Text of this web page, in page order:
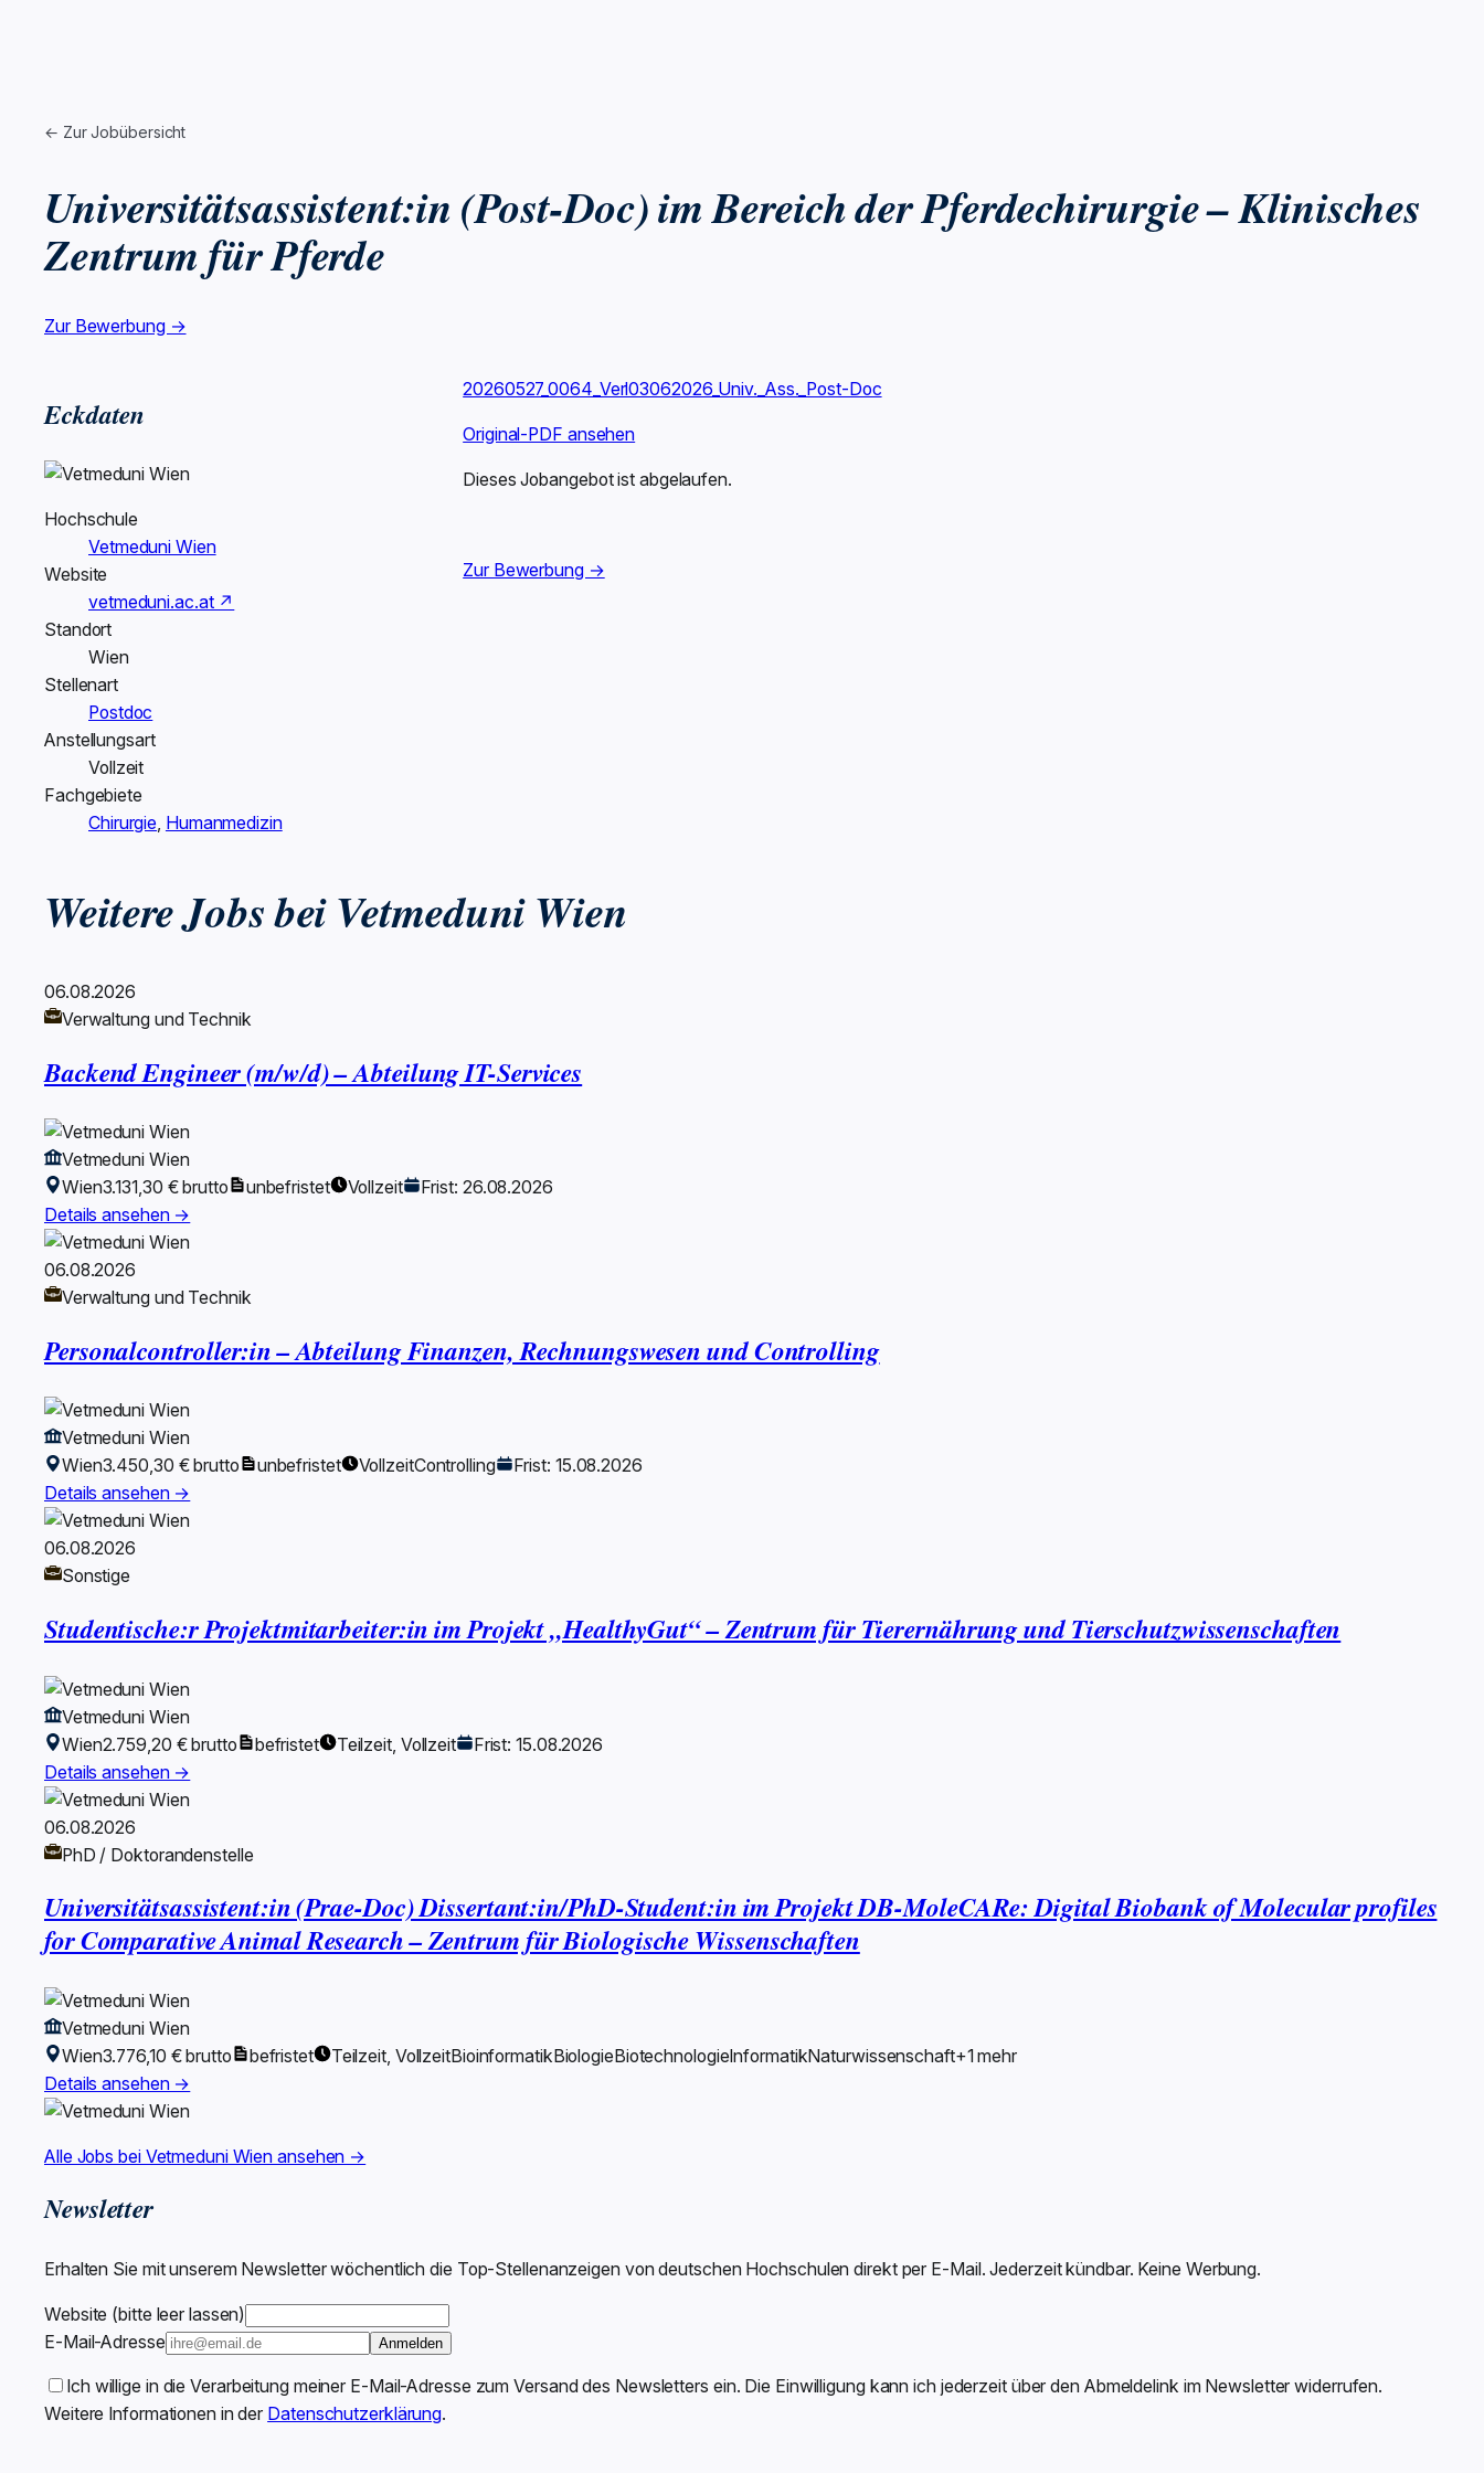
← Zur Jobübersicht
Universitätsassistent:in (Post-Doc) im Bereich der Pferdechirurgie – Klinisches
Zentrum für Pferde
Zur Bewerbung →
Eckdaten
Hochschule
Vetmeduni Wien
Website
vetmeduni.ac.at ↗
Standort
Wien
Stellenart
Postdoc
Anstellungsart
Vollzeit
Fachgebiete
Chirurgie, Humanmedizin
20260527_0064_Verl03062026_Univ._Ass._Post-Doc
Original-PDF ansehen
Dieses Jobangebot ist abgelaufen.
Zur Bewerbung →
Weitere Jobs bei Vetmeduni Wien
06.08.2026
Verwaltung und Technik
Backend Engineer (m/w/d) – Abteilung IT-Services
Vetmeduni Wien
Wien3.131,30 € brutto unbefristet Vollzeit
Frist: 26.08.2026
Details ansehen →
06.08.2026
Verwaltung und Technik
Personalcontroller:in – Abteilung Finanzen, Rechnungswesen und Controlling
Vetmeduni Wien
Wien3.450,30 € brutto unbefristet VollzeitControlling
Frist: 15.08.2026
Details ansehen →
06.08.2026
Sonstige
Studentische:r Projektmitarbeiter:in im Projekt „HealthyGut“ – Zentrum für Tierernährung und Tierschutzwissenschaften
Vetmeduni Wien
Wien2.759,20 € brutto befristet Teilzeit, Vollzeit
Frist: 15.08.2026
Details ansehen →
06.08.2026
PhD / Doktorandenstelle
Universitätsassistent:in (Prae-Doc) Dissertant:in/PhD-Student:in im Projekt DB-MoleCARe: Digital Biobank of Molecular profiles
for Comparative Animal Research – Zentrum für Biologische Wissenschaften
Vetmeduni Wien
Wien3.776,10 € brutto befristet Teilzeit, VollzeitBioinformatikBiologieBiotechnologieInformatikNaturwissenschaft+1 mehr
Details ansehen →
Alle Jobs bei Vetmeduni Wien ansehen →
Newsletter
Erhalten Sie mit unserem Newsletter wöchentlich die Top-Stellenanzeigen von deutschen Hochschulen direkt per E-Mail. Jederzeit kündbar. Keine Werbung.
Website (bitte leer lassen)
E-Mail-Adresse
Anmelden
Ich willige in die Verarbeitung meiner E-Mail-Adresse zum Versand des Newsletters ein. Die Einwilligung kann ich jederzeit über den Abmeldelink im Newsletter widerrufen.
Weitere Informationen in der Datenschutzerklärung.